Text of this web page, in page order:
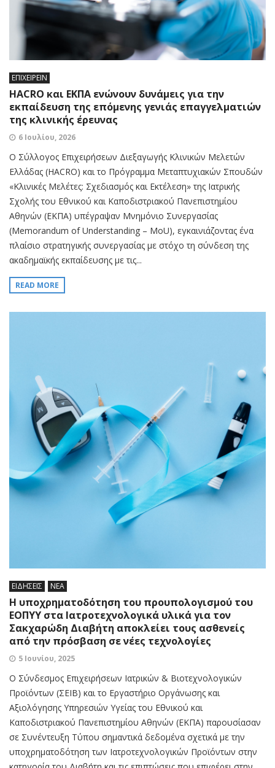
ΕΠΙΧΕΙΡΕΙΝ
HACRO και ΕΚΠΑ ενώνουν δυνάμεις για την
εκπαίδευση της επόμενης γενιάς επαγγελματιών
της κλινικής έρευνας
6 Ιουλίου, 2026
Ο Σύλλογος Επιχειρήσεων Διεξαγωγής Κλινικών Μελετών
Ελλάδας (HACRO) και το Πρόγραμμα Μεταπτυχιακών Σπουδών
«Κλινικές Μελέτες: Σχεδιασμός και Εκτέλεση» της Ιατρικής
Σχολής του Εθνικού και Καποδιστριακού Πανεπιστημίου
Αθηνών (ΕΚΠΑ) υπέγραψαν Μνημόνιο Συνεργασίας
(Memorandum of Understanding – MoU), εγκαινιάζοντας ένα
πλαίσιο στρατηγικής συνεργασίας με στόχο τη σύνδεση της
ακαδημαϊκής εκπαίδευσης με τις...
READ MORE
ΕΙΔΗΣΕΙΣ ΝΕΑ
H υποχρηματοδότηση του προυπολογισμού του
ΕΟΠΥΥ στα Ιατροτεχνολογικά υλικά για τον
Σακχαρώδη Διαβήτη αποκλείει τους ασθενείς
από την πρόσβαση σε νέες τεχνολογίες
5 Ιουνίου, 2025
Ο Σύνδεσμος Επιχειρήσεων Ιατρικών & Βιοτεχνολογικών
Προϊόντων (ΣΕΙΒ) και το Εργαστήριο Οργάνωσης και
Αξιολόγησης Υπηρεσιών Υγείας του Εθνικού και
Καποδιστριακού Πανεπιστημίου Αθηνών (ΕΚΠΑ) παρουσίασαν
σε Συνέντευξη Τύπου σημαντικά δεδομένα σχετικά με την
υποχρηματοδότηση των Ιατροτεχνολογικών Προϊόντων στην